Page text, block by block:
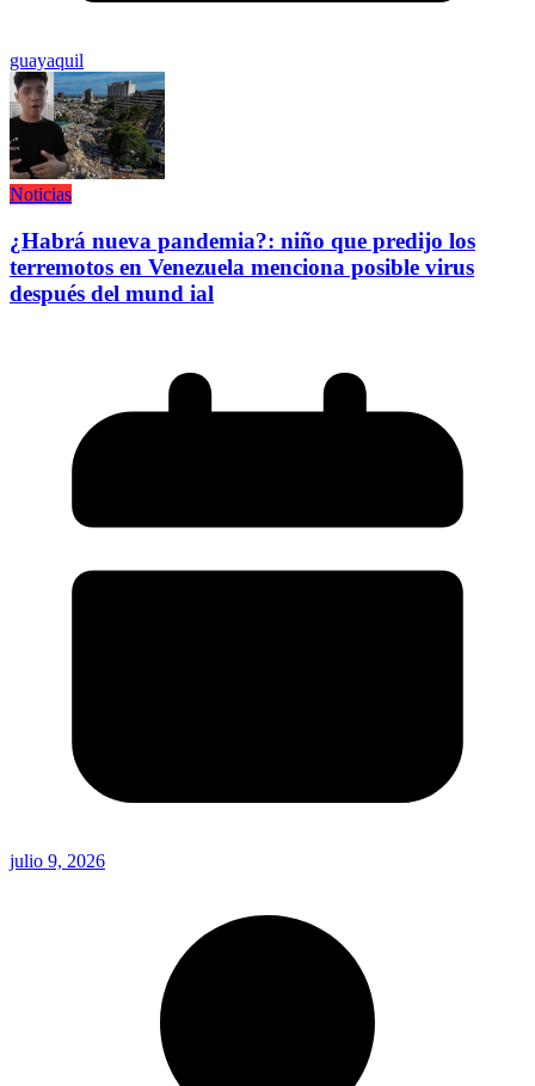
guayaquil
Noticias
¿Habrá nueva pandemia?: niño que predijo los
terremotos en Venezuela menciona posible virus
después del mund ial
julio 9, 2026